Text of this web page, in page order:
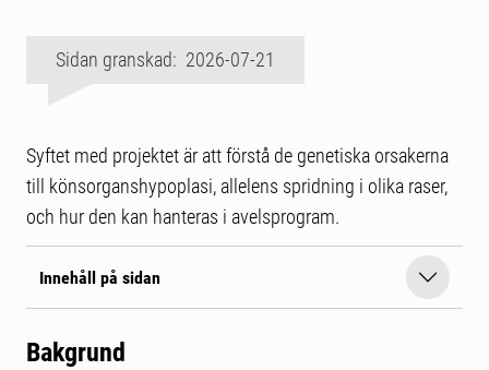
Sidan granskad: 2026-07-21
Syftet med projektet är att förstå de genetiska orsakerna
till könsorganshypoplasi, allelens spridning i olika raser,
och hur den kan hanteras i avelsprogram.
Innehåll på sidan
Bakgrund